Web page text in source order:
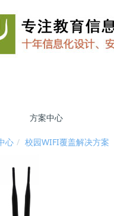
方案中心
心 校园WIFI覆盖解决方案